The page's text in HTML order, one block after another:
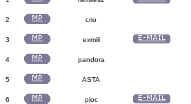
2 crio
3 exmili
4 pandora
5 ASTA
6 ploc